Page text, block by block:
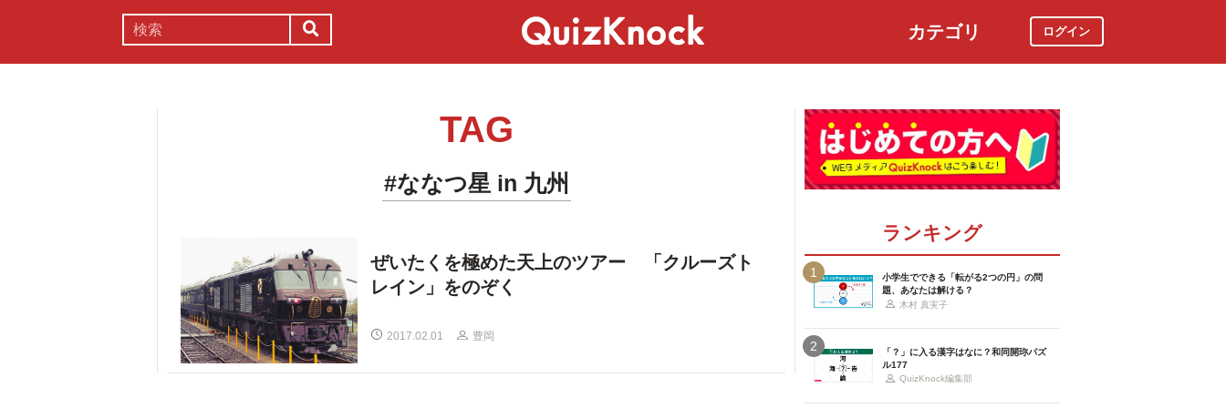
カテゴリ ログイン
TAG
#ななつ星 in 九州
ぜいたくを極めた天上のツアー 「クルーズト
レイン」をのぞく
2017.02.01 豊岡
ランキング
1
小学生でできる「転がる2つの円」の問
題、あなたは解ける？
木村 真実子
2
「？」に入る漢字はなに？和同開珎パズ
ル177
QuizKnock編集部